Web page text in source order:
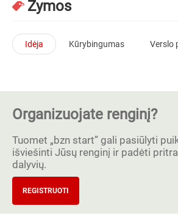
Žymos
Idėja Kūrybingumas Verslo
Organizuojate renginį?
Tuomet „bzn start” gali pasiūlyti
išviešinti Jūsų renginį ir padėti
dalyvių.
REGISTRUOTI